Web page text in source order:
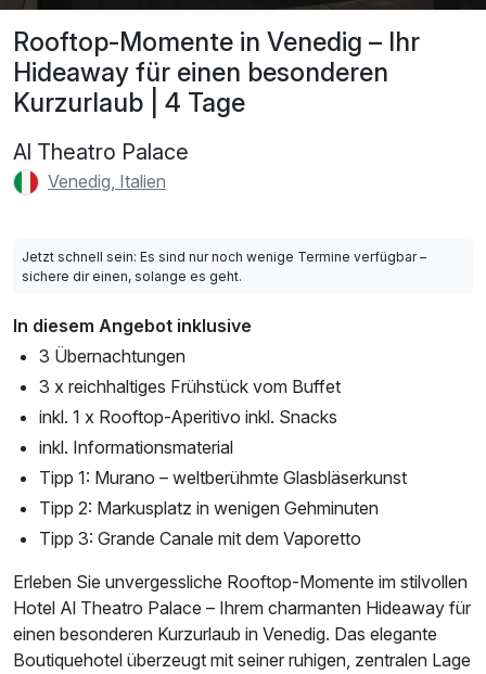
Rooftop-Momente in Venedig – Ihr
Hideaway für einen besonderen
Kurzurlaub | 4 Tage
Al Theatro Palace
Venedig, Italien
Jetzt schnell sein: Es sind nur noch wenige Termine verfügbar –
sichere dir einen, solange es geht.
In diesem Angebot inklusive
3 Übernachtungen
3 x reichhaltiges Frühstück vom Buffet
inkl. 1 x Rooftop-Aperitivo inkl. Snacks
inkl. Informationsmaterial
Tipp 1: Murano – weltberühmte Glasbläserkunst
Tipp 2: Markusplatz in wenigen Gehminuten
Tipp 3: Grande Canale mit dem Vaporetto
Erleben Sie unvergessliche Rooftop-Momente im stilvollen
Hotel Al Theatro Palace – Ihrem charmanten Hideaway für
einen besonderen Kurzurlaub in Venedig. Das elegante
Boutiquehotel überzeugt mit seiner ruhigen, zentralen Lage